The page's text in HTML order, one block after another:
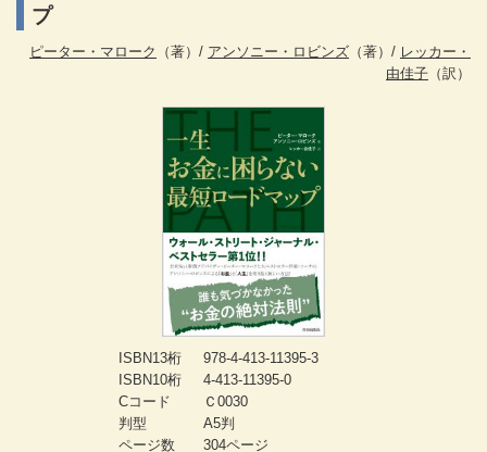
プ
ピーター・マローク （著） / アンソニー・ロビンズ （著） / レッカー・
由佳子 （訳）
ISBN13桁
978-4-413-11395-3
ISBN10桁
4-413-11395-0
Cコード
Ｃ0030
判型
A5判
ページ数
304ページ